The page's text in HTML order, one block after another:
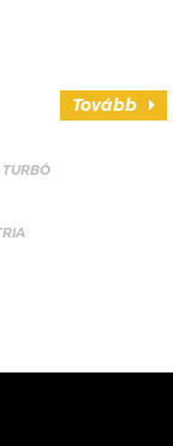
Tovább